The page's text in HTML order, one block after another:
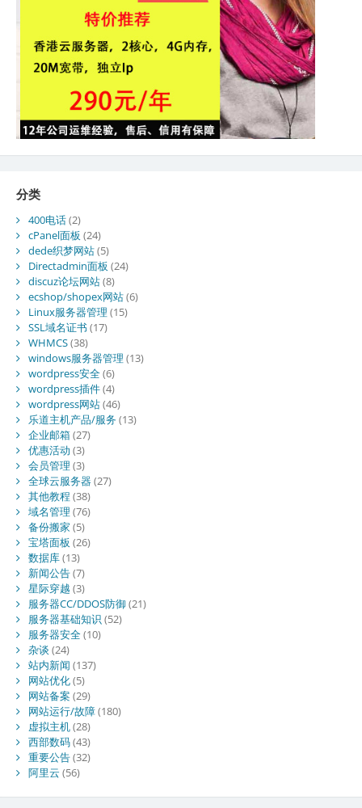
方
法
分类
400电话(2)
cPanel面板 (24)
dede织梦网站(5)
Directadmin面板 (24)
discuz论坛网站(8)
ecshop/shopex网站(6)
Linux服务器管理 (15)
SSL域名证书 (17)
WHMCS(38)
windows服务器管理 (13)
wordpress安全(6)
wordpress插件(4)
wordpress网站(46)
乐道主机产品/服务(13)
企业邮箱(27)
优惠活动 (3)
会员管理 (3)
全球云服务器 (27)
其他教程 (38)
域名管理 (76)
备份搬家 (5)
宝塔面板 (26)
数据库(13)
新闻公告(7)
星际穿越 (3)
服务器CC/DDOS防御(21)
服务器基础知识 (52)
服务器安全(10)
杂谈 (24)
站内新闻 (137)
网站优化(5)
网站备案 (29)
网站运行/故障(180)
虚拟主机(28)
西部数码(43)
重要公告(32)
阿里云 (56)